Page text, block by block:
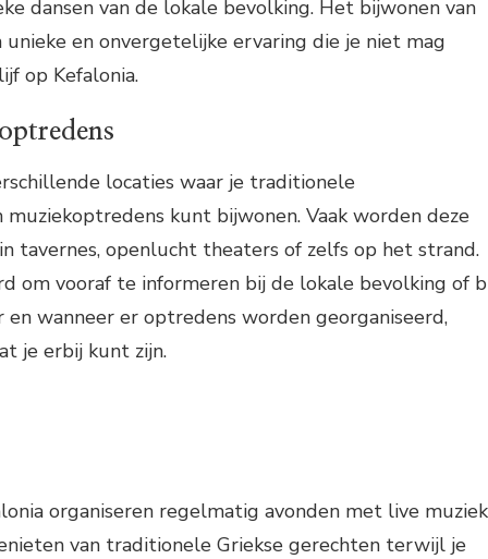
dansen van de lokale bevolking. Het bijwonen van
unieke en onvergetelijke ervaring die je niet mag
op Kefalonia.
locaties waar je traditionele
kunt bijwonen. Vaak worden deze
tavernes, openlucht theaters of zelfs op het strand.
om vooraf te informeren bij de lokale bevolking of
en wanneer er optredens worden georganiseerd,
je erbij kunt zijn.
organiseren regelmatig avonden met live muziek
van traditionele Griekse gerechten terwijl je